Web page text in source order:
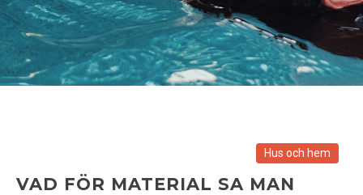
Hus och hem
VAD FÖR MATERIAL SA MAN